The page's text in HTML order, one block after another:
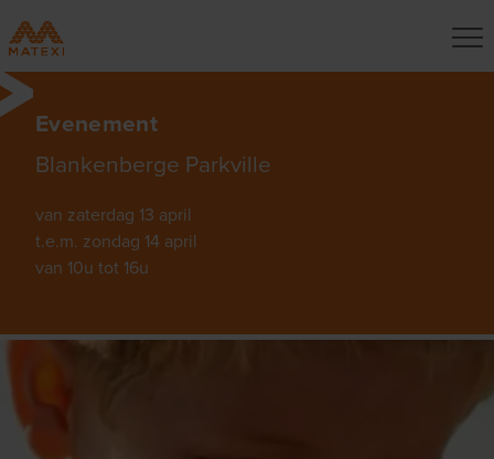
Evenement
Blankenberge Parkville
van zaterdag 13 april
t.e.m. zondag 14 april
van 10u tot 16u